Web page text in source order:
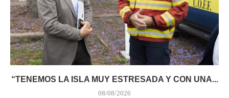
“TENEMOS LA ISLA MUY ESTRESADA Y CON UNA...
08/08/2026